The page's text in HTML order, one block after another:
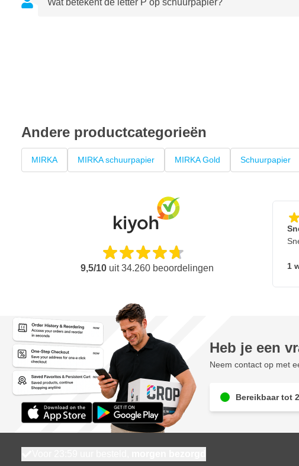
Werkvoordeel: Minder verstopping en pilvorming dankzij
Wat betekent de letter P op schuurpapier?
Andere productcategorieën
MIRKA MIRKA schuurpapier MIRKA Gold Schuurpapier
9,5/10uit34.260beoordelingen 1
Heb je een
Neem contact op met
Bereikbaar tot